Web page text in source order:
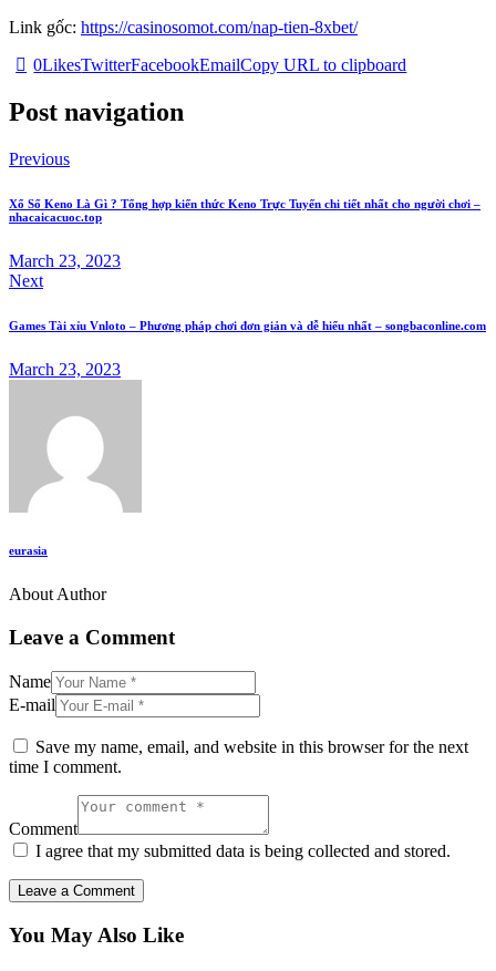
Link gốc: https://casinosomot.com/nap-tien-8xbet/
0LikesTwitterFacebookEmailCopy URL to clipboard
Post navigation
Previous
Xổ Số Keno Là Gì ? Tổng hợp kiến thức Keno Trực Tuyến chi tiết nhất cho người chơi –
nhacaicacuoc.top
March 23, 2023
Next
Games Tài xỉu Vnloto – Phương pháp chơi đơn giản và dễ hiểu nhất – songbaconline.com
March 23, 2023
eurasia
About Author
Leave a Comment
Name
E-mail
Save my name, email, and website in this browser for the next
time I comment.
Comment
I agree that my submitted data is being collected and stored.
You May Also Like